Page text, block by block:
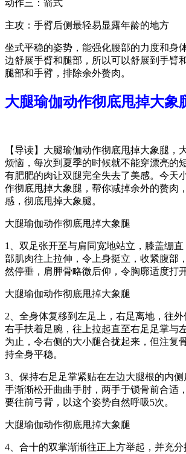
动作三：箭式
主攻：手臂后侧最轻易显露年龄的地方
坐式平稳的姿势，能强化腰部的力度和身
边舒展手臂和腿部，所以可以舒展到手臂
腿部和手臂，排除余外赘肉。
大腿瑜伽动作彻底甩掉大象
【导读】大腿瑜伽动作彻底甩掉大象腿，
烦恼，每次到夏季的时候就不能穿漂亮的
有肥肥的肉让双腿完全失去了美感。今天
作彻底甩掉大象腿，帮你减掉余外的赘肉
感，彻底甩掉大象腿。
大腿瑜伽动作彻底甩掉大象腿
1、双足张开至与肩同宽地站立，膝盖绷
部肌肉往上拉伸，令上身挺立，收紧腹部
然停垂，肩胛骨略微后仰，令胸廓适度打开
大腿瑜伽动作彻底甩掉大象腿
2、全身体复移到左足上，右足离地，往
右手扶着足腕，往上拉起直至右足足掌与
为止，令右侧的大小腿合拢起来，但注复
持全身平稳。
3、保持右足足掌紧贴在左边大腿根的内
手渐渐松开曲曲手肘，两手于锁骨前合适
要往前弓背，以这个姿势自然呼吸5次。
大腿瑜伽动作彻底甩掉大象腿
4、合十的双掌渐渐往正上方举起，并充